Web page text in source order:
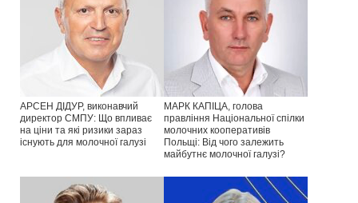
АРСЕН ДІДУР, виконавчий
директор СМПУ: Що впливає
на ціни та які ризики зараз
існують для молочної галузі
МАРК КАПІЦА, голова
правління Національної спілки
молочних кооперативів
Польщі: Від чого залежить
майбутнє молочної галузі?